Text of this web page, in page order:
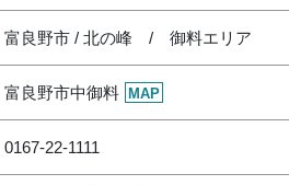
富良野市 / 北の峰 / 御料エリア
富良野市中御料 MAP
0167-22-1111